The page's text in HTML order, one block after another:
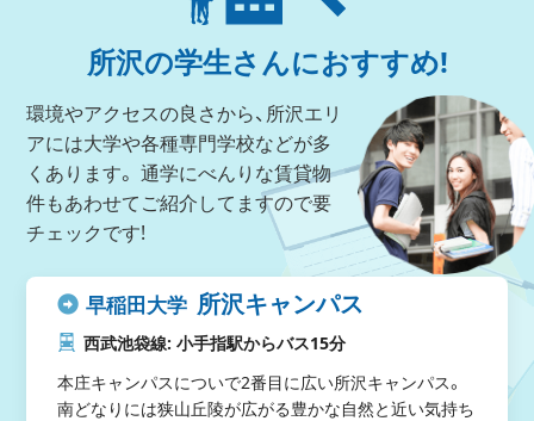
所沢の学生さんにおすすめ!
環境やアクセスの良さから、所沢エリ
アには大学や各種専門学校などが多
くあります。 通学にべんりな賃貸物
件もあわせてご紹介してますので要
チェックです!
早稲田大学 所沢キャンパス
西武池袋線: 小手指駅からバス15分
本庄キャンパスについで2番目に広い所沢キャンパス。
南どなりには狭山丘陵が広がる豊かな自然と近い気持ち